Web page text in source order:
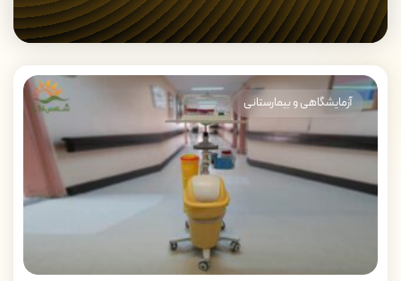
آزمایشگاهی و بیمارستانی